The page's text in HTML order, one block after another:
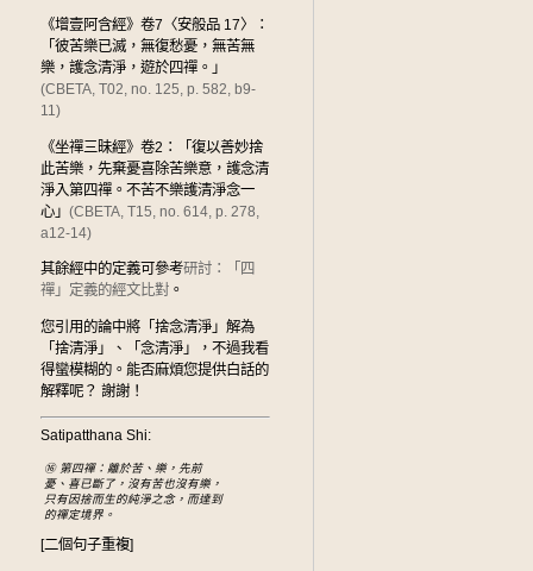
《增壹阿含經》卷7〈安般品 17〉：
「彼苦樂已滅，無復愁憂，無苦無
樂，護念清淨，遊於四禪。」
(CBETA, T02, no. 125, p. 582, b9-
11)
《坐禪三昧經》卷2：「復以善妙捨
此苦樂，先棄憂喜除苦樂意，護念清
淨入第四禪。不苦不樂護清淨念一
心」 (CBETA, T15, no. 614, p. 278,
a12-14)
其餘經中的定義可參考研討：「四
禪」定義的經文比對。
您引用的論中將「捨念清淨」解為
「捨清淨」、「念清淨」，不過我看
得蠻模糊的。能否麻煩您提供白話的
解釋呢？ 謝謝！
Satipatthana Shi:
⑯ 第四禪：離於苦、樂，先前
憂、喜已斷了，沒有苦也沒有樂，
只有因捨而生的純淨之念，而達到
的禪定境界。
[二個句子重複]